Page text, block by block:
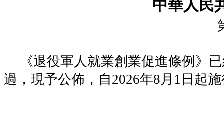
中華人民
《退役軍人就業創業促進條例》
過，現予公佈，自2026年8月1日起